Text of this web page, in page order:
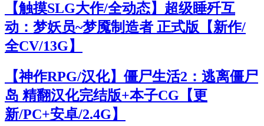
【触摸SLG大作/全动态】超级睡歼互
动：梦妖员~梦魇制造者 正式版【新作/
全CV/13G】
【神作RPG/汉化】僵尸生活2：逃离僵尸
岛 精翻汉化完结版+本子CG【更
新/PC+安卓/2.4G】